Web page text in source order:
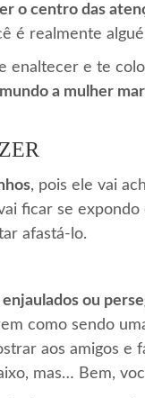
o centro das
é realmente
enaltecer e te
a mulher
, pois ele vai
ficar se
afastá-lo.
ou
como sendo
aos amigos e
mas… Bem,